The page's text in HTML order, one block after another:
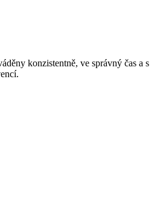
konzistentně, ve správný čas a s